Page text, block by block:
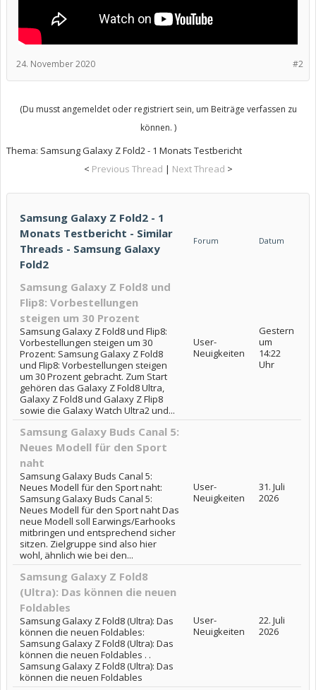
#2
24. November 2020
(Du musst angemeldet oder registriert sein, um Beiträge verfassen zu
können. )
Thema: Samsung Galaxy Z Fold2 - 1 Monats Testbericht
< Previous Thread | Next Thread >
Samsung Galaxy Z Fold2 - 1
Monats Testbericht - Similar
Threads - Samsung Galaxy
Fold2
Forum Datum
Samsung Galaxy Z Fold8 und
Flip8: Vorbestellungen
steigen um 30 Prozent
Samsung Galaxy Z Fold8 und Flip8:
Vorbestellungen steigen um 30
Prozent: Samsung Galaxy Z Fold8
und Flip8: Vorbestellungen steigen
um 30 Prozent gebracht. Zum Start
gehören das Galaxy Z Fold8 Ultra,
Galaxy Z Fold8 und Galaxy Z Flip8
sowie die Galaxy Watch Ultra2 und...
User-
Neuigkeiten
Gestern
um
14:22
Uhr
Samsung Galaxy Buds Canal 5:
Neues Modell für den Sport
naht
Samsung Galaxy Buds Canal 5:
Neues Modell für den Sport naht:
Samsung Galaxy Buds Canal 5:
Neues Modell für den Sport naht Das
neue Modell soll Earwings/Earhooks
mitbringen und entsprechend sicher
sitzen. Zielgruppe sind also hier
wohl, ähnlich wie bei den...
User-
Neuigkeiten
31. Juli
2026
Samsung Galaxy Z Fold8
(Ultra): Das können die neuen
Foldables
Samsung Galaxy Z Fold8 (Ultra): Das
können die neuen Foldables:
Samsung Galaxy Z Fold8 (Ultra): Das
können die neuen Foldables . .
Samsung Galaxy Z Fold8 (Ultra): Das
können die neuen Foldables
User-
Neuigkeiten
22. Juli
2026